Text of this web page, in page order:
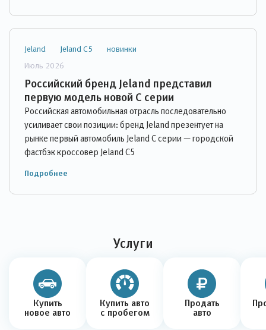
Jeland Jeland C5
новинки
Июль 2026
Российский бренд Jeland представил
первую модель новой С серии
Российская автомобильная отрасль последовательно
усиливает свои позиции: бренд Jeland презентует на
рынке первый автомобиль Jeland C серии — городской
фастбэк кроссовер Jeland C5
Подробнее
Услуги
Купить
новое авто
Купить авто
с пробегом
Продать
авто